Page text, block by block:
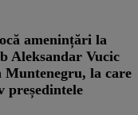
amenințări la
Aleksandar Vucic
la care
președintele